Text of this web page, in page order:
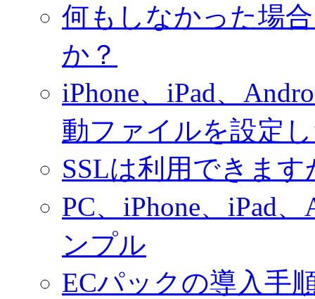
何もしなかった場
か？
iPhone、iPad、
動ファイルを設定
SSLは利用できます
PC、iPhone、iPad
ンプル
ECパックの導入手